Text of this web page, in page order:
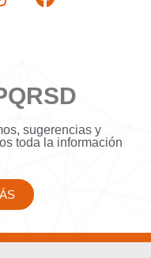
sugerencias y
toda la información